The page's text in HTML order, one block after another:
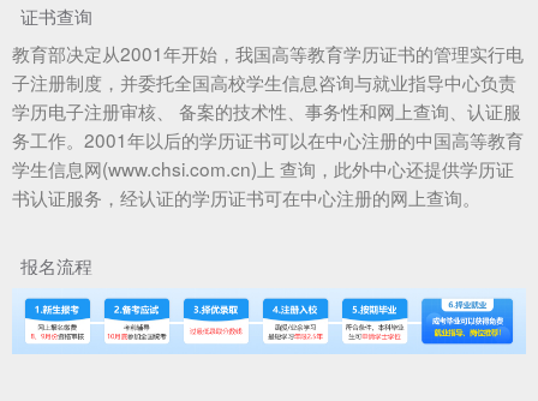
证书查询
教育部决定从2001年开始，我国高等教育学历证书的管理实行电
子注册制度，并委托全国高校学生信息咨询与就业指导中心负责
学历电子注册审核、 备案的技术性、事务性和网上查询、认证服
务工作。2001年以后的学历证书可以在中心注册的中国高等教育
学生信息网(www.chsi.com.cn)上 查询，此外中心还提供学历证
书认证服务，经认证的学历证书可在中心注册的网上查询。
报名流程